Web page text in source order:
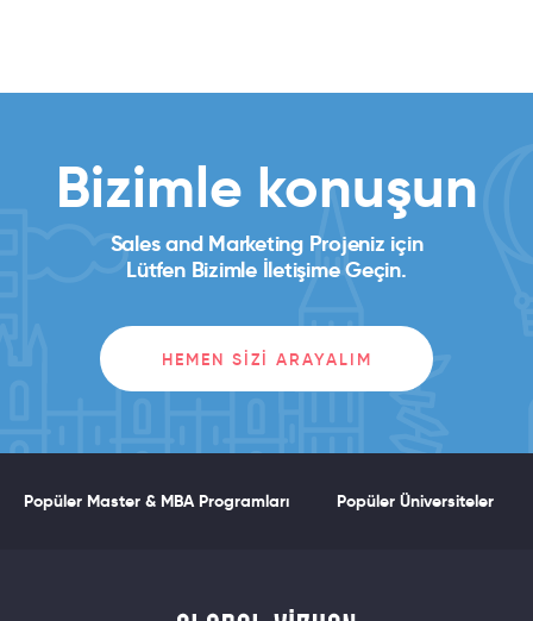
Bizimle konuşun
Sales and Marketing Projeniz için
Lütfen Bizimle İletişime Geçin.
HEMEN SIZI ARAYALIM
Popüler Master & MBA Programları Popüler Üniversiteler